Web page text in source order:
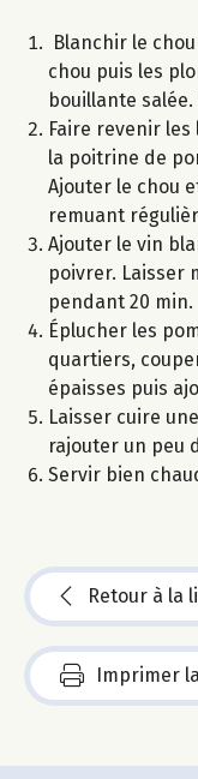
Blanchir le
chou puis les
bouillante
Faire revenir
la poitrine de
Ajouter le chou
remuant
Ajouter le vin
poivrer. Laisser
pendant 20 min.
Éplucher les
quartiers,
épaisses puis
Laisser cuire
rajouter un peu
Servir bien
Retour à la
Imprimer